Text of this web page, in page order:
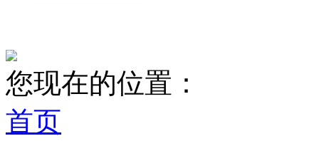
您现在的位置：
首页